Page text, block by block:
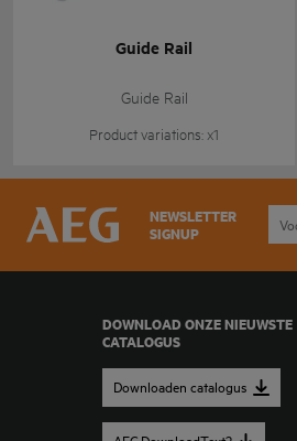
Guide Rail
Guide Rail
Product variations: x1
NEWSLETTER
SIGNUP
DOWNLOAD ONZE NIEUWSTE
CATALOGUS
Downloaden catalogus